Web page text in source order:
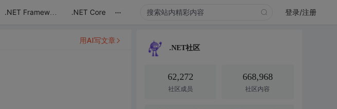
.NET Framework .NET Core ... 登录/注册
用AI写文章
.NET社区
62,272
社区成员
668,968
社区内容